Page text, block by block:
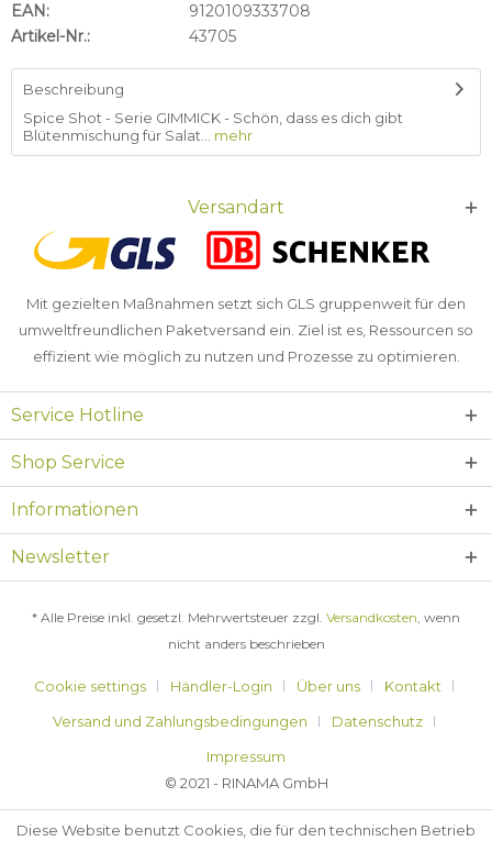
EAN:
9120109333708
Artikel-Nr.:
43705
Beschreibung
Spice Shot - Serie GIMMICK - Schön, dass es dich gibt
Blütenmischung für Salat...
mehr
Versandart
Mit gezielten Maßnahmen setzt sich GLS gruppenweit für den
umweltfreundlichen Paketversand ein. Ziel ist es, Ressourcen so
effizient wie möglich zu nutzen und Prozesse zu optimieren.
Service Hotline
Shop Service
Informationen
Newsletter
* Alle Preise inkl. gesetzl. Mehrwertsteuer zzgl. Versandkosten, wenn
nicht anders beschrieben
Cookie settings Händler-Login Über uns
Kontakt
Versand und Zahlungsbedingungen
Datenschutz
Impressum
© 2021 - RINAMA GmbH
Diese Website benutzt Cookies, die für den technischen Betrieb